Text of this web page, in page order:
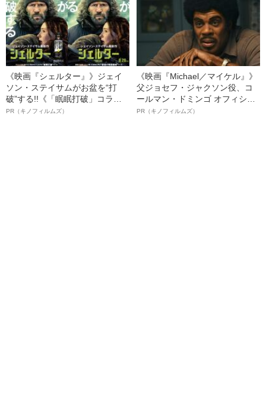
《映画『シェルター』》ジェイ
ソン・ステイサムがお盆を“打
破”する!!《「眠眠打破」コラ
ボ》
PR（キノフィルムズ）
《映画『Michael／マイケル』》
父ジョセフ・ジャクソン役、コ
ールマン・ドミンゴ オフィシャ
ルインタビュー“観客を魅了した
PR（キノフィルムズ）